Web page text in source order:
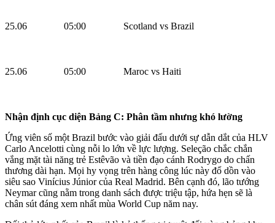
25.06 05:00 Scotland vs Brazil
25.06 05:00 Maroc vs Haiti
Nhận định cục diện Bảng C: Phân tầm nhưng khó lường
Ứng viên số một Brazil bước vào giải đấu dưới sự dẫn dắt của HLV
Carlo Ancelotti cùng nỗi lo lớn về lực lượng. Seleção chắc chắn
vắng mặt tài năng trẻ Estêvão và tiền đạo cánh Rodrygo do chấn
thương dài hạn. Mọi hy vọng trên hàng công lúc này đổ dồn vào
siêu sao Vinícius Júnior của Real Madrid. Bên cạnh đó, lão tướng
Neymar cũng nằm trong danh sách được triệu tập, hứa hẹn sẽ là
chân sút đáng xem nhất mùa World Cup năm nay.